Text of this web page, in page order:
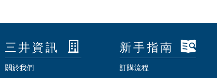
三井資訊
關於我們
新手指南
訂購流程